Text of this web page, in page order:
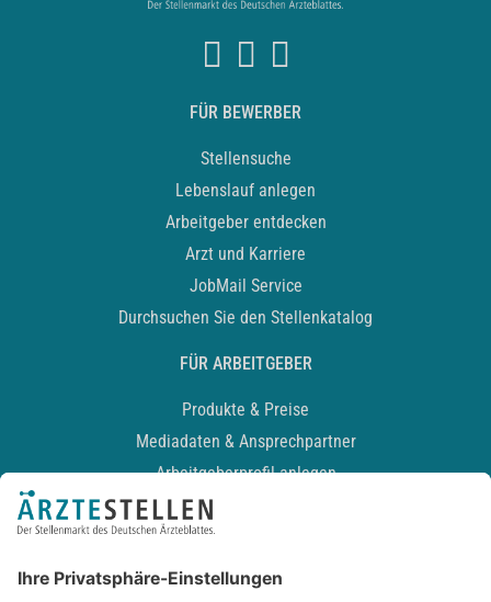
FÜR BEWERBER
Stellensuche
Lebenslauf anlegen
Arbeitgeber entdecken
Arzt und Karriere
JobMail Service
Durchsuchen Sie den Stellenkatalog
FÜR ARBEITGEBER
Produkte & Preise
Mediadaten & Ansprechpartner
Arbeitgeberprofil anlegen
Recruiting-Podcast